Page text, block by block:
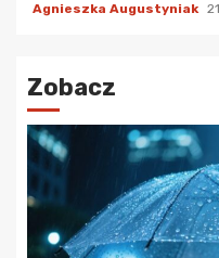
Agnieszka Augustyniak
Zobacz